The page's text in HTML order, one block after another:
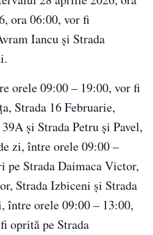
ora 06:00, vor fi
Iancu și Strada
orele 09:00 – 19:00, vor fi
Strada 16 Februarie,
și Strada Petru și Pavel,
zi, între orele 09:00 –
pe Strada Daimaca Victor,
Strada Izbiceni și Strada
între orele 09:00 – 13:00,
oprită pe Strada